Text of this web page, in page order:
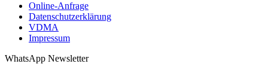
Online-Anfrage
Datenschutzerklärung
VDMA
Impressum
WhatsApp Newsletter